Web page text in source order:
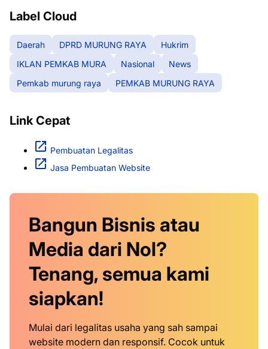
Label Cloud
Daerah DPRD MURUNG RAYA
Hukrim
IKLAN PEMKAB MURA
Nasional
News
Pemkab murung raya
PEMKAB MURUNG RAYA
Link Cepat
Pembuatan Legalitas
Jasa Pembuatan Website
Bangun Bisnis atau
Media dari Nol?
Tenang, semua kami
siapkan!
Mulai dari legalitas usaha yang sah sampai
website modern dan responsif. Cocok untuk